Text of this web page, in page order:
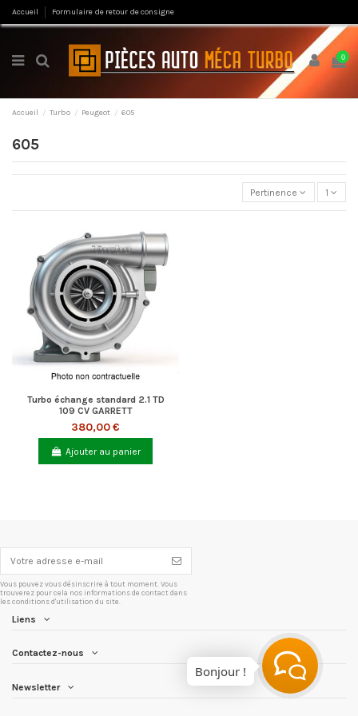
Accueil Formulaire de retour de consigne
0
Accueil Turbo Peugeot 605
605
Pertinence 1
Turbo échange standard 2.1 TD
109 CV GARRETT
380,00 €
Ajouter au panier
Vous pouvez vous désinscrire à tout moment. Vous
trouverez pour cela nos informations de contact dans
les conditions d'utilisation du site.
Liens
Contactez-nous
Newsletter
Bonjour !